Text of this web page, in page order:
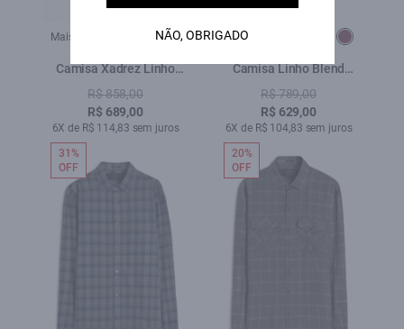
Mais cores:
Camisa Xadrez Linho
Blend Madra Bordeaux
R$ 858,00
R$ 689,00
6X de R$ 114,83 sem juros
Mais cores:
Camisa Linho Blend
Xadrez Madra Bordeaux
R$ 789,00
R$ 629,00
6X de R$ 104,83 sem juros
31%
OFF
20%
OFF
NÃO, OBRIGADO